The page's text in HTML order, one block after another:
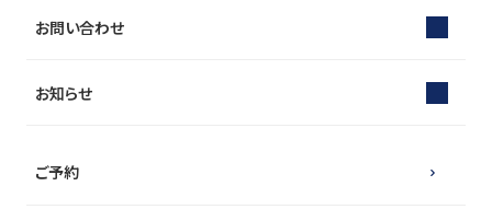
お問い合わせ
お知らせ
ご予約